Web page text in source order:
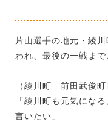
片山選手の地元・綾
われ、最後の一戦まで
（綾川町 前田武俊町
「綾川町も元気にな
言いたい」